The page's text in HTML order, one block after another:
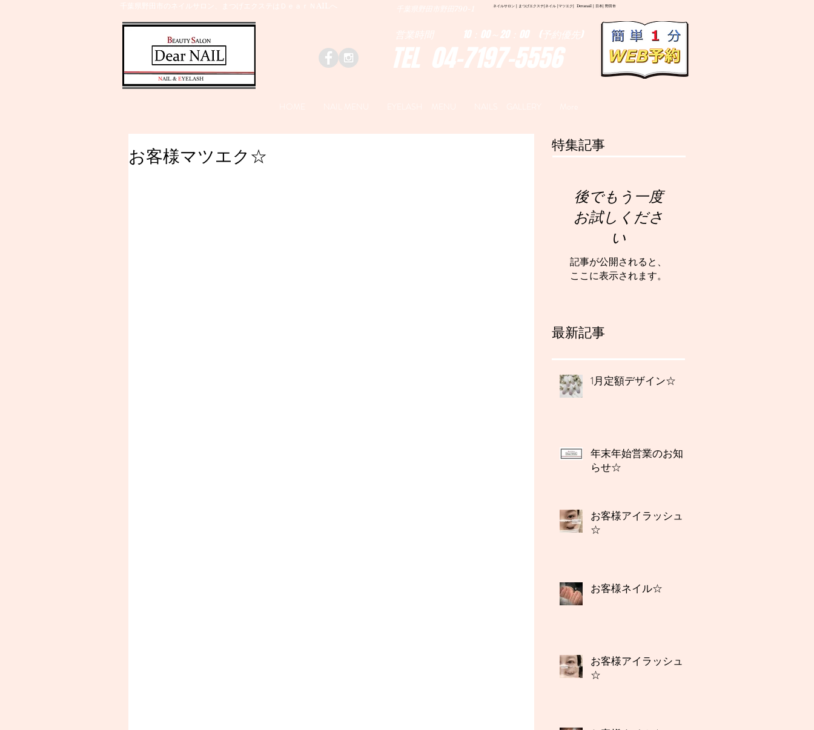
千葉県野田市のネイルサロン、まつげエクステはＤｅａｒＮAILへ ネイルサロン | まつげエクステ|ネイル |マツエク| Deranail | 日本| 野田市
千葉県野田市野田790-1
​NAIL & EYELASH
TEL 04-7197-5556
営業時間 10：00～20：00 (予約優先)
お客様マツエク☆
特集記事
後でもう一度
お試しくださ
い
記事が公開されると、
ここに表示されます。
最新記事
1月定額デザイン☆
年末年始営業のお知
らせ☆
お客様アイラッシュ
☆
お客様ネイル☆
お客様アイラッシュ
☆